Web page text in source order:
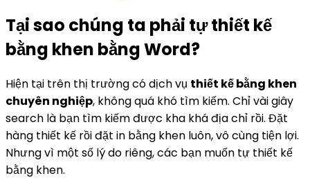
Tại sao chúng ta phải tự thiết kế
bằng khen bằng Word?
Hiện tại trên thị trường có dịch vụ thiết kế bằng khen
chuyên nghiệp, không quá khó tìm kiếm. Chỉ vài giây
search là bạn tìm kiếm được kha khá địa chỉ rồi. Đặt
hàng thiết kế rồi đặt in bằng khen luôn, vô cùng tiện lợi.
Nhưng vì một số lý do riêng, các bạn muốn tự thiết kế
bằng khen.